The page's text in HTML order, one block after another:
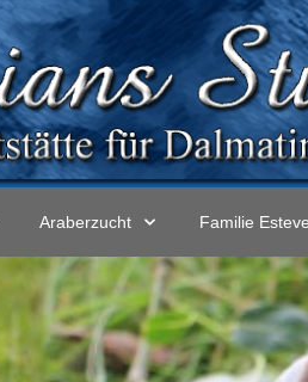
Araberzucht Familie